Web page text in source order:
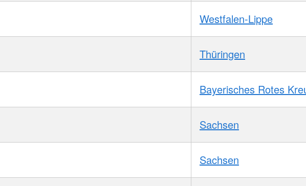
Westfalen-Lippe
Thüringen
Bayerisches Rotes
Sachsen
Sachsen